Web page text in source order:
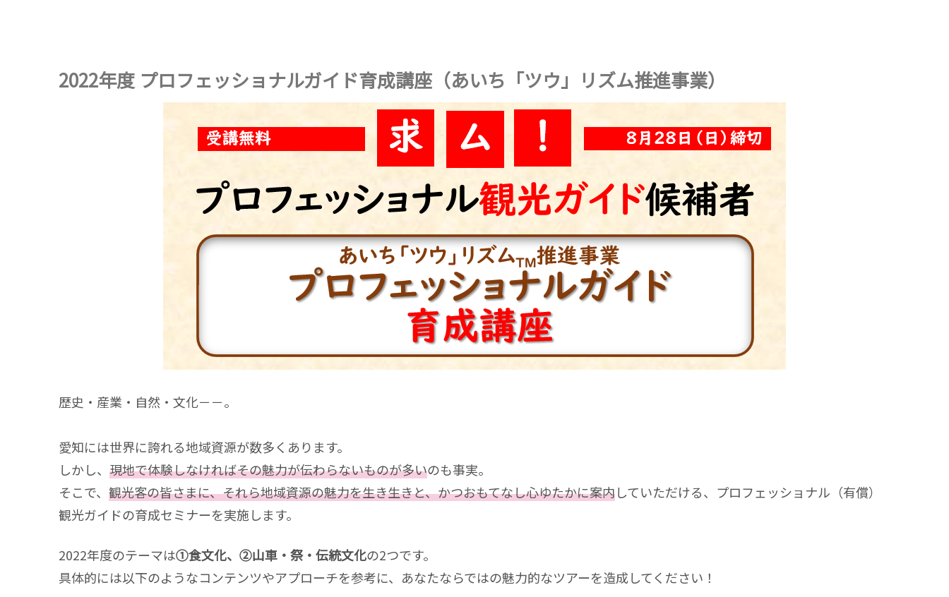
2022年度 プロフェッショナルガイド育成講座（あいち「ツウ」リズム推進事業）
歴史・産業・自然・文化－－。
愛知には世界に誇れる地域資源が数多くあります。
しかし、 現地で体験しなければその魅力が伝わらないものが多いのも事実。
そこで、 観光客の皆さまに、それら地域資源の魅力を生き生きと、かつおもてなし心ゆたかに案内していただける、プロフェッショナル（有償）
観光ガイドの育成セミナーを実施します。
2022年度のテーマは①食文化、②山車・祭・伝統文化の2つです。
具体的には以下のようなコンテンツやアプローチを参考に、あなたならではの魅力的なツアーを造成してください！